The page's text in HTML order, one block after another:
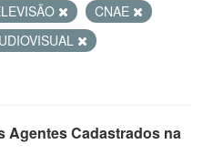
CNAE
Agentes Cadastrados na